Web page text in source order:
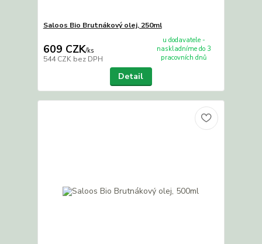
Saloos Bio Brutnákový olej, 250ml
609 CZK/ks
544 CZK bez DPH
u dodavatele -
naskladníme do 3
pracovních dnů
Detail